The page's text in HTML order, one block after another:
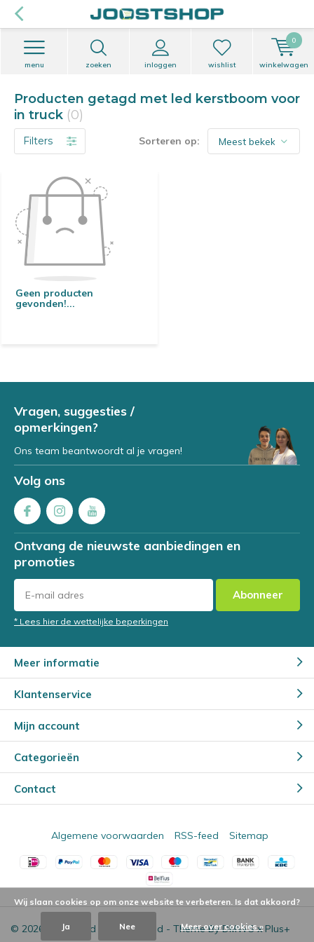
zoeken inloggen
menu wishlist winkelwagen
0
Producten getagd met led kerstboom voor
in truck (0)
Filters Sorteren op:
Geen producten
gevonden!...
Vragen, suggesties /
opmerkingen?
Ons team beantwoordt al je vragen!
Volg ons
Ontvang de nieuwste aanbiedingen en
promoties
Abonneer
* Lees hier de wettelijke beperkingen
Meer informatie
Klantenservice
Mijn account
Categorieën
Contact
© 2026 - Powered by Lightspeed - Theme ByDMWSxPlus+
Algemene voorwaarden RSS-feed Sitemap
Wij slaan cookies op om onze website te verbeteren. Is dat akkoord?
Ja Nee Meer over cookies »